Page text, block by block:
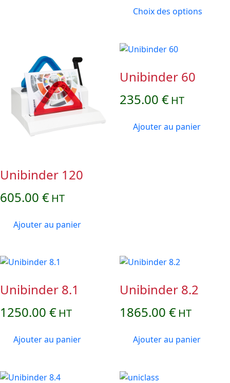
Choix des options
Unibinder 120
605.00 € HT
Ajouter au panier
Unibinder 60
235.00 € HT
Ajouter au panier
Unibinder 8.1
1250.00 € HT
Ajouter au panier
Unibinder 8.2
1865.00 € HT
Ajouter au panier